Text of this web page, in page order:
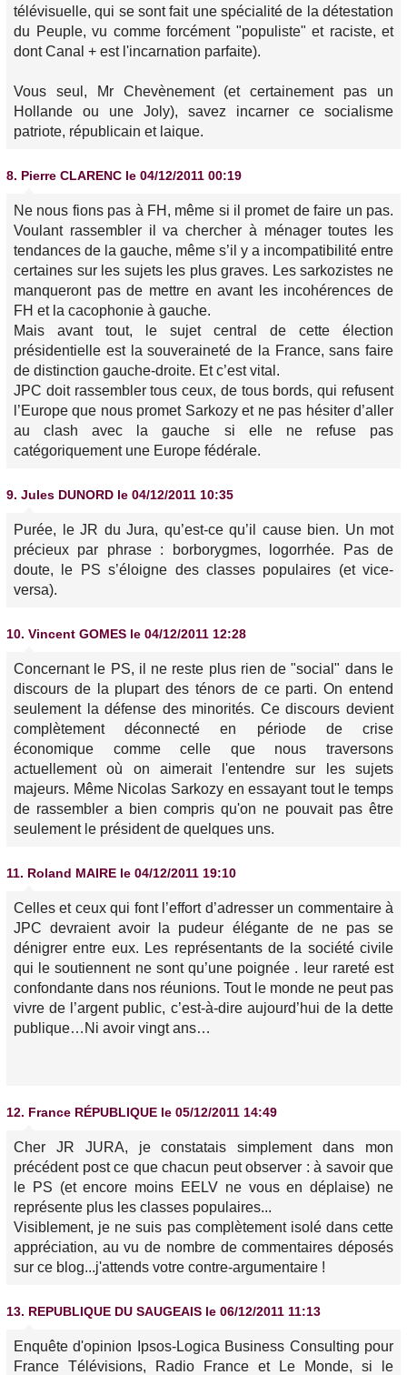
télévisuelle, qui se sont fait une spécialité de la détestation
du Peuple, vu comme forcément "populiste" et raciste, et
dont Canal + est l'incarnation parfaite).
Vous seul, Mr Chevènement (et certainement pas un
Hollande ou une Joly), savez incarner ce socialisme
patriote, républicain et laique.
8. Pierre CLARENC le 04/12/2011 00:19
Ne nous fions pas à FH, même si il promet de faire un pas.
Voulant rassembler il va chercher à ménager toutes les
tendances de la gauche, même s’il y a incompatibilité entre
certaines sur les sujets les plus graves. Les sarkozistes ne
manqueront pas de mettre en avant les incohérences de
FH et la cacophonie à gauche.
Mais avant tout, le sujet central de cette élection
présidentielle est la souveraineté de la France, sans faire
de distinction gauche-droite. Et c’est vital.
JPC doit rassembler tous ceux, de tous bords, qui refusent
l’Europe que nous promet Sarkozy et ne pas hésiter d’aller
au clash avec la gauche si elle ne refuse pas
catégoriquement une Europe fédérale.
9. Jules DUNORD le 04/12/2011 10:35
Purée, le JR du Jura, qu’est-ce qu’il cause bien. Un mot
précieux par phrase : borborygmes, logorrhée. Pas de
doute, le PS s’éloigne des classes populaires (et vice-
versa).
10. Vincent GOMES le 04/12/2011 12:28
Concernant le PS, il ne reste plus rien de "social" dans le
discours de la plupart des ténors de ce parti. On entend
seulement la défense des minorités. Ce discours devient
complètement déconnecté en période de crise
économique comme celle que nous traversons
actuellement où on aimerait l'entendre sur les sujets
majeurs. Même Nicolas Sarkozy en essayant tout le temps
de rassembler a bien compris qu'on ne pouvait pas être
seulement le président de quelques uns.
11. Roland MAIRE le 04/12/2011 19:10
Celles et ceux qui font l’effort d’adresser un commentaire à
JPC devraient avoir la pudeur élégante de ne pas se
dénigrer entre eux. Les représentants de la société civile
qui le soutiennent ne sont qu’une poignée . leur rareté est
confondante dans nos réunions. Tout le monde ne peut pas
vivre de l’argent public, c’est-à-dire aujourd’hui de la dette
publique…Ni avoir vingt ans…
12. France RÉPUBLIQUE le 05/12/2011 14:49
Cher JR JURA, je constatais simplement dans mon
précédent post ce que chacun peut observer : à savoir que
le PS (et encore moins EELV ne vous en déplaise) ne
représente plus les classes populaires...
Visiblement, je ne suis pas complètement isolé dans cette
appréciation, au vu de nombre de commentaires déposés
sur ce blog...j'attends votre contre-argumentaire !
13. REPUBLIQUE DU SAUGEAIS le 06/12/2011 11:13
Enquête d'opinion Ipsos-Logica Business Consulting pour
France Télévisions, Radio France et Le Monde, si le